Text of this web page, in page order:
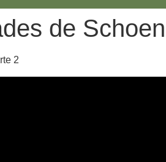
de
2